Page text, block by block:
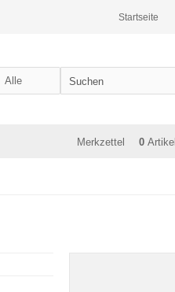
Startseite
Merkzettel 0 Artikel